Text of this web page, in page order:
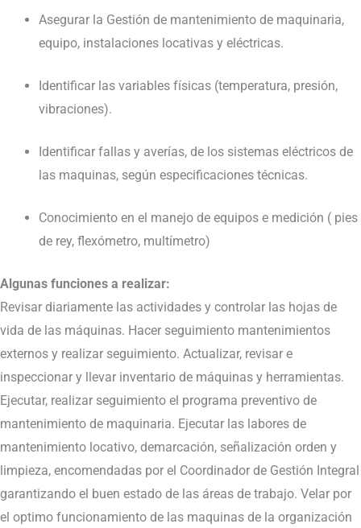
Asegurar la Gestión de mantenimiento de maquinaria,
equipo, instalaciones locativas y eléctricas.
Identificar las variables físicas (temperatura, presión,
vibraciones).
Identificar fallas y averías, de los sistemas eléctricos de
las maquinas, según especificaciones técnicas.
Conocimiento en el manejo de equipos e medición ( pies
de rey, flexómetro, multímetro)
Algunas funciones a realizar:
Revisar diariamente las actividades y controlar las hojas de
vida de las máquinas. Hacer seguimiento mantenimientos
externos y realizar seguimiento. Actualizar, revisar e
inspeccionar y llevar inventario de máquinas y herramientas.
Ejecutar, realizar seguimiento el programa preventivo de
mantenimiento de maquinaria. Ejecutar las labores de
mantenimiento locativo, demarcación, señalización orden y
limpieza, encomendadas por el Coordinador de Gestión Integral
garantizando el buen estado de las áreas de trabajo. Velar por
el optimo funcionamiento de las maquinas de la organización